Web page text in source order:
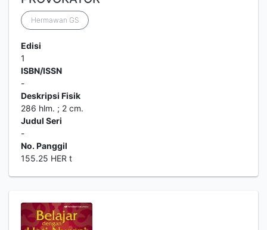
Hermawan GS
Edisi
1
ISBN/ISSN
-
Deskripsi Fisik
286 hlm. ; 2 cm.
Judul Seri
-
No. Panggil
155.25 HER t